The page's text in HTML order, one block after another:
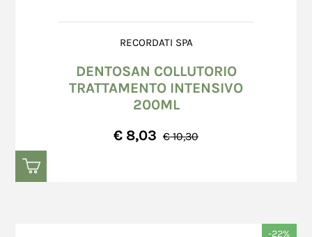
RECORDATI SPA
DENTOSAN COLLUTORIO
TRATTAMENTO INTENSIVO
200ML
€ 8,03 € 10,30
-22%